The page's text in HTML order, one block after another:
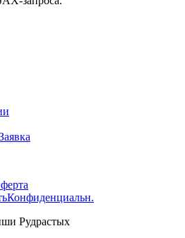
Конфиденциальн.
Рудрастых